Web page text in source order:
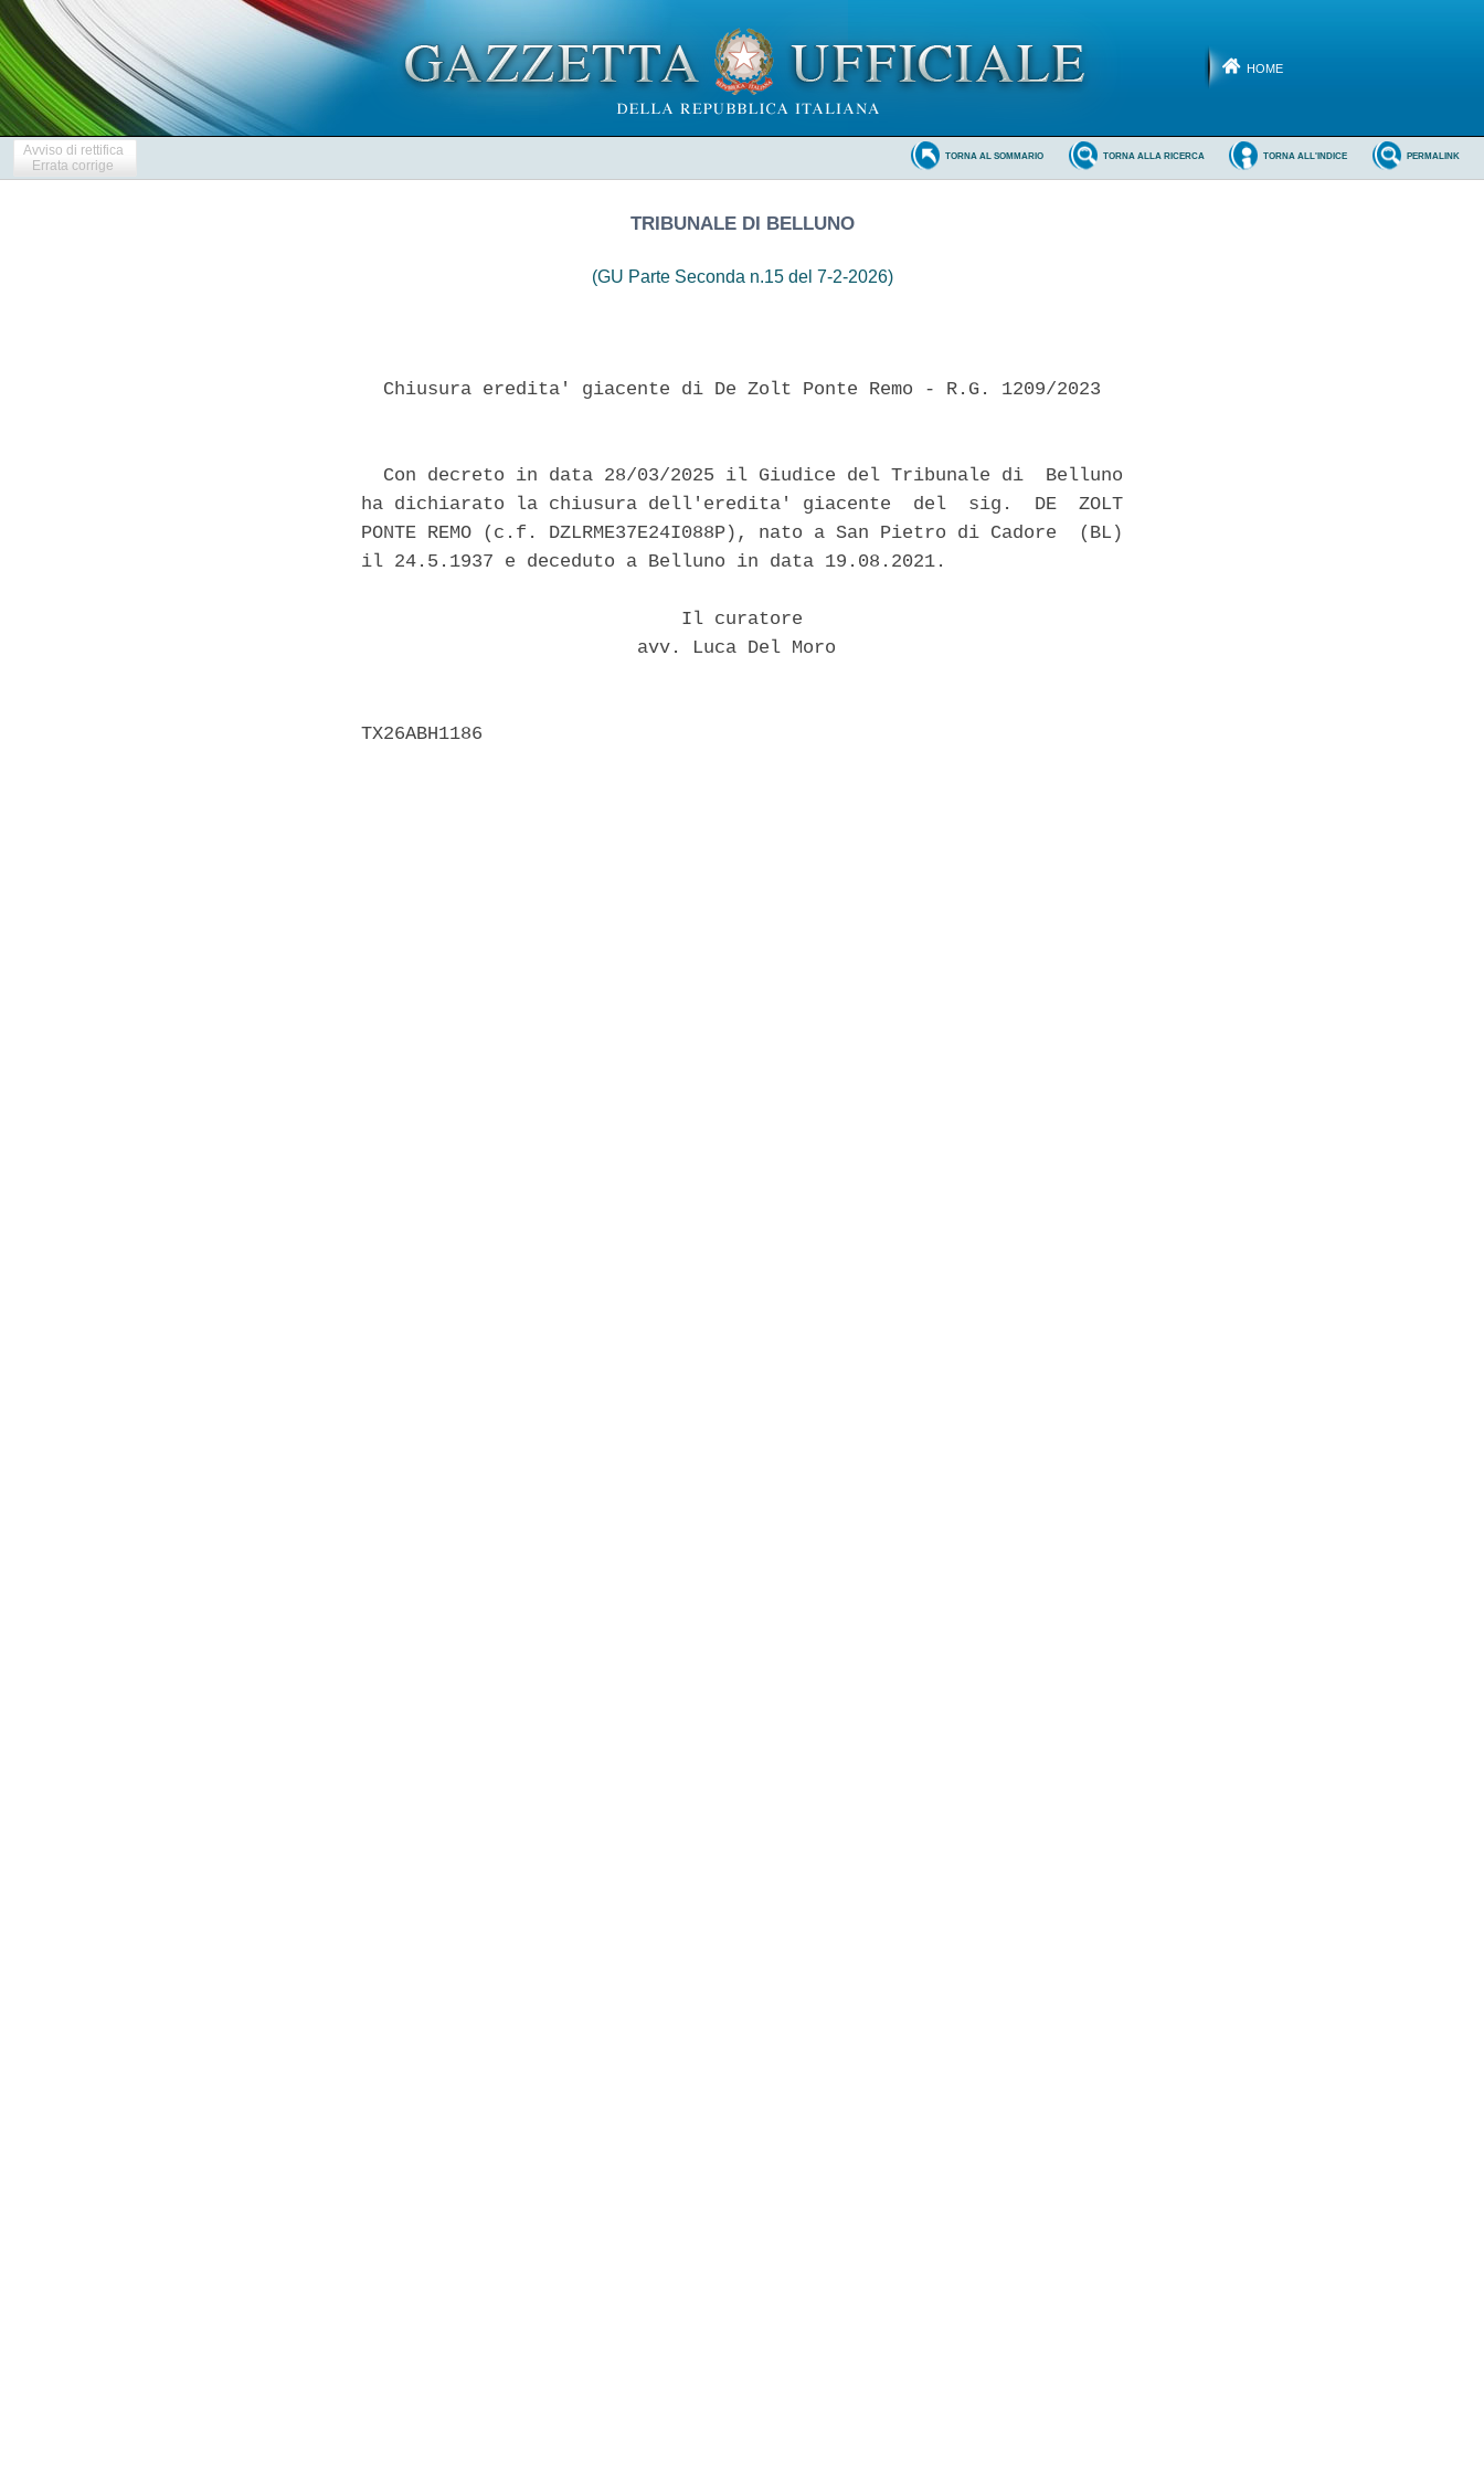
HOME
Avviso di rettifica
Errata corrige
PERMALINK
TORNA ALL'INDICE
TORNA ALLA RICERCA
TORNA AL SOMMARIO
TRIBUNALE DI BELLUNO
(GU Parte Seconda n.15 del 7-2-2026)
  Chiusura eredita' giacente di De Zolt Ponte Remo - R.G. 1209/2023
  Con decreto in data 28/03/2025 il Giudice del Tribunale di  Belluno
ha dichiarato la chiusura dell'eredita' giacente  del  sig.  DE  ZOLT
PONTE REMO (c.f. DZLRME37E24I088P), nato a San Pietro di Cadore  (BL)
il 24.5.1937 e deceduto a Belluno in data 19.08.2021.
                             Il curatore
                         avv. Luca Del Moro